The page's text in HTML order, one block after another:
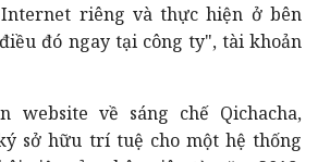
riêng và thực hiện ở bên
đó ngay tại công ty", tài khoản
website về sáng chế Qichacha,
sở hữu trí tuệ cho một hệ thống